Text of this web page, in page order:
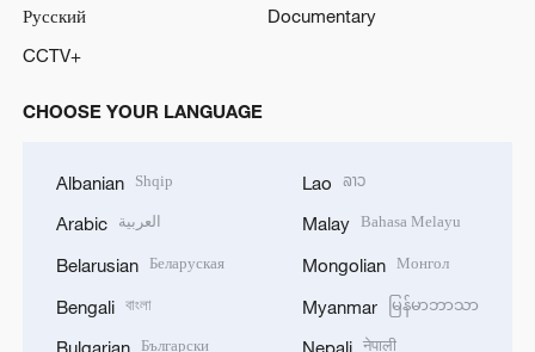
Русский
Documentary
CCTV+
CHOOSE YOUR LANGUAGE
Albanian Shqip
Arabic العربية
Belarusian Беларуская
Bengali বাংলা
Български
Lao ລາວ
Malay Bahasa Melayu
Mongolian Монгол
Myanmar မြန်မာဘာသာ
नेपाली